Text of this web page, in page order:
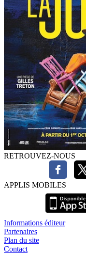
RETROUVEZ-NOUS
APPLIS MOBILES
Informations éditeur
Partenaires
Plan du site
Contact